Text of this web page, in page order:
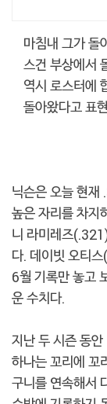
마침내 그가 돌
스건 부상에서
역시 로스터에
돌아왔다고 표
닉슨은 오늘 현
높은 자리를 차지
니 라미레즈
다. 데이빗 오티
6월 기록만 놓고
운 수치다.
지난 두 시즌 동
하나는 꼬리에 꼬
구니를 연속해서